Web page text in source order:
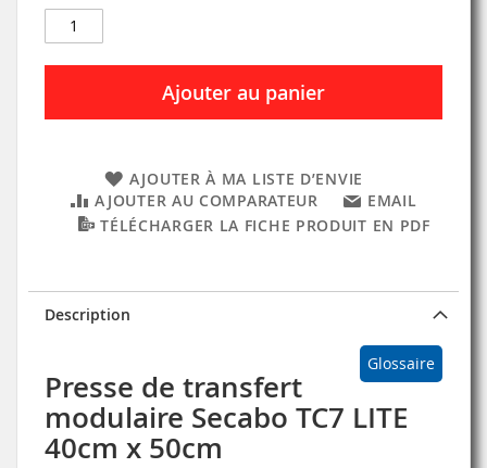
Ajouter au panier
AJOUTER À MA LISTE D’ENVIE
AJOUTER AU COMPARATEUR
EMAIL
TÉLÉCHARGER LA FICHE PRODUIT EN PDF
Description
Glossaire
Presse de transfert
modulaire Secabo TC7 LITE
40cm x 50cm